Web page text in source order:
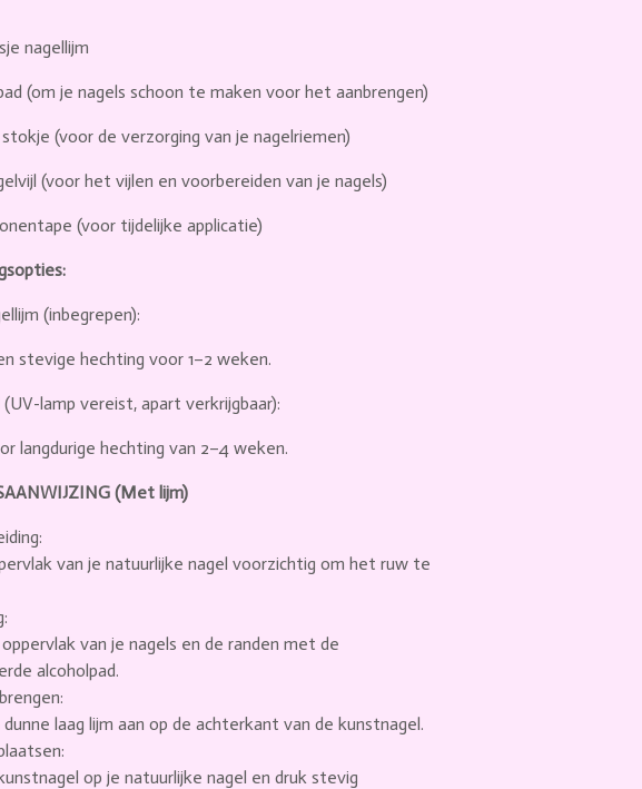
nagellijm
(om je nagels schoon te maken voor het aanbrengen)
stokje (voor de verzorging van je nagelriemen)
(voor het vijlen en voorbereiden van je nagels)
(voor tijdelijke applicatie)
(inbegrepen):
stevige hechting voor 1–2 weken.
lamp vereist, apart verkrijgbaar):
langdurige hechting van 2–4 weken.
(Met lijm)
van je natuurlijke nagel voorzichtig om het ruw te
van je nagels en de randen met de
alcoholpad.
laag lijm aan op de achterkant van de kunstnagel.
op je natuurlijke nagel en druk stevig